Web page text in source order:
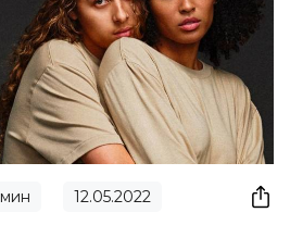
мин 12.05.2022